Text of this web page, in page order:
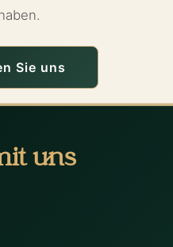
Sie uns
uns